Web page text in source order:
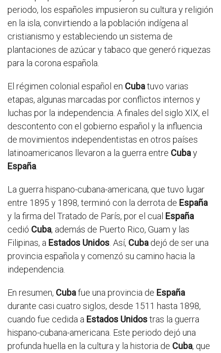
periodo, los españoles impusieron su cultura y religión
en la isla, convirtiendo a la población indígena al
cristianismo y estableciendo un sistema de
plantaciones de azúcar y tabaco que generó riquezas
para la corona española.
El régimen colonial español en Cubatuvo varias
etapas, algunas marcadas por conflictos internos y
luchas por la independencia. A finales del siglo XIX, el
descontento con el gobierno español y la influencia
de movimientos independentistas en otros países
latinoamericanos llevaron a la guerra entre Cubay
España
La guerra hispano-cubana-americana, que tuvo lugar
entre 1895 y 1898, terminó con la derrota de España
y la firma del Tratado de París, por el cual España
cedió Cuba, además de Puerto Rico, Guam y las
Filipinas, a Estados Unidos . Así, Cuba dejó de ser una
provincia española y comenzó su camino hacia la
independencia.
En resumen, Cubafue una provincia de España
durante casi cuatro siglos, desde 1511 hasta 1898,
cuando fue cedida a Estados Unidostras la guerra
hispano-cubana-americana. Este periodo dejó una
profunda huella en la cultura y la historia de Cuba, que